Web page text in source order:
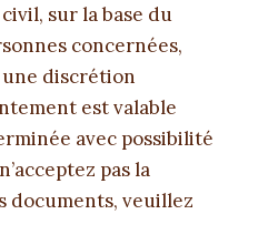
sur la base du
concernées,
discrétion
est valable
avec possibilité
pas la
documents, veuillez